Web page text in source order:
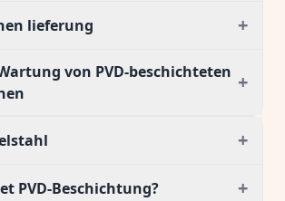
lieferung +
von PVD-beschichteten +
+
PVD-Beschichtung? +